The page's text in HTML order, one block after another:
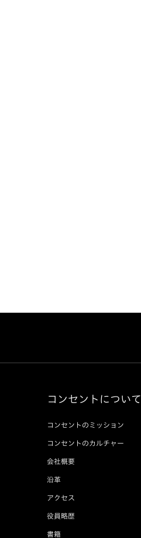
コンセントについて
コンセントのミッション
コンセントのカルチャー
会社概要
沿革
アクセス
役員略歴
書籍